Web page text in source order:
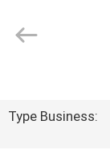
energy
Technology
Type Business: